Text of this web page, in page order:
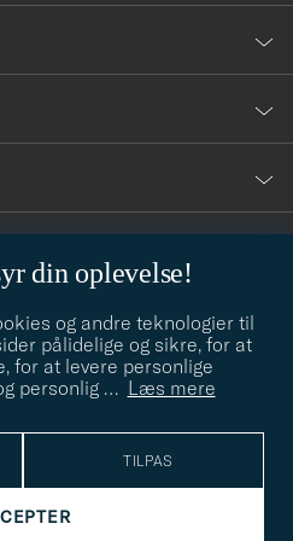
din oplevelse!
og andre teknologier til
pålidelige og sikre, for at
for at levere personlige
personlig … Læs mere
TILPAS
stil? Lad os hjælpe dig, vi hjælper